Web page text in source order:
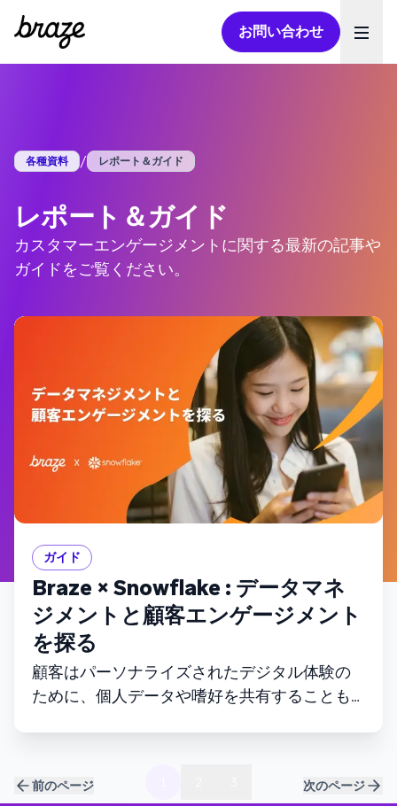
お問い合わせ
各種資料 / レポート＆ガイド
レポート＆ガイド
カスタマーエンゲージメントに関する最新の記事や
ガイドをご覧ください。
前のページ
ガイド
Braze × Snowflake : データマネ
ジメントと顧客エンゲージメント
を探る
顧客はパーソナライズされたデジタル体験の
ために、個人データや嗜好を共有することも
す。その根本にあるのが、データ管理の不備
次のページ